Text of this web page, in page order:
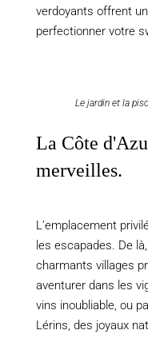
verdoyants offrent
perfectionner votre
Le jardin et la
La Côte
merveilles.
L’emplacement
les escapades. De
charmants villages
aventurer dans les
vins inoubliable, ou
Lérins, des joyaux